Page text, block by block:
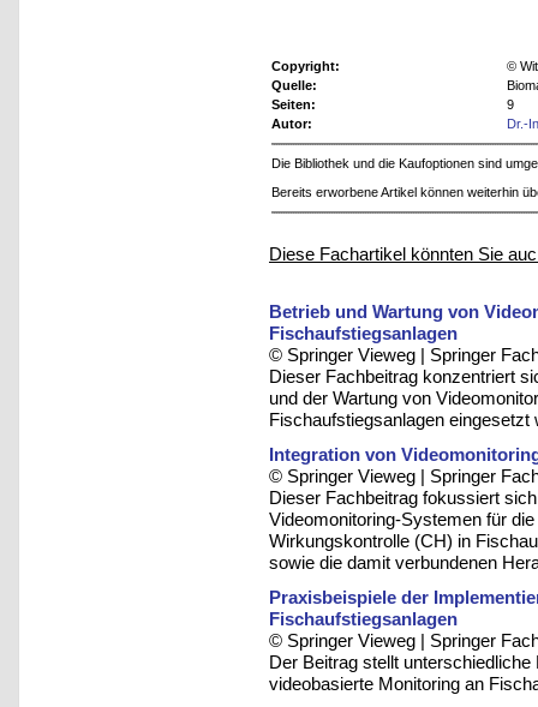
Copyright:
©
Quelle:
Seiten:
9
Autor:
Dr.-
Die Bibliothek und die Kaufoptionen sind
Bereits erworbene Artikel können weiterhin
Diese Fachartikel könnten Sie
Betrieb und Wartung von
Fischaufstiegsanlagen
© Springer Vieweg | Springer
Dieser Fachbeitrag konzentriert
und der Wartung von
Fischaufstiegsanlagen eingesetzt
Integration von
© Springer Vieweg | Springer
Dieser Fachbeitrag fokussiert
Videomonitoring-Systemen für
Wirkungskontrolle (CH) in
sowie die damit verbundenen
Praxisbeispiele der
Fischaufstiegsanlagen
© Springer Vieweg | Springer
Der Beitrag stellt
videobasierte Monitoring an